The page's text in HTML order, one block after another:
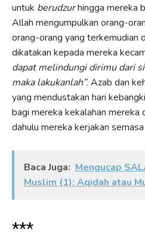
untuk berudzurhingga mereka
Allah mengumpulkan orang-
orang-orang yang terkemudian
dikatakan kepada mereka
dapat melindungi dirimu dari
maka lakukanlah”. Azab dan
yang mendustakan hari
bagi mereka kekalahan mereka
dahulu mereka kerjakan semasa
Baca Juga: Mengucap
Muslim (1): Aqidah atau
***